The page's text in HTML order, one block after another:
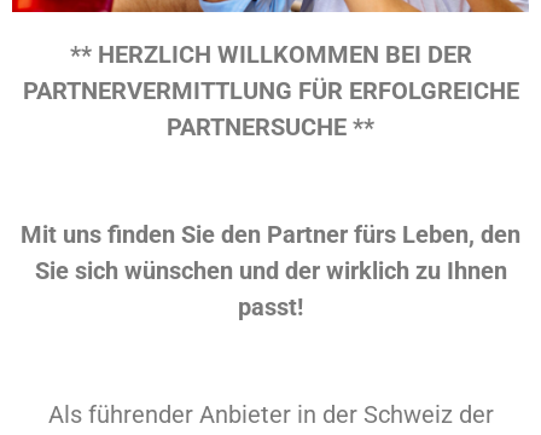
** HERZLICH WILLKOMMEN BEI DER
PARTNERVERMITTLUNG FÜR ERFOLGREICHE
PARTNERSUCHE **
Mit uns finden Sie den Partner fürs Leben, den
Sie sich wünschen und der wirklich zu Ihnen
passt!
Als führender Anbieter in der Schweiz der